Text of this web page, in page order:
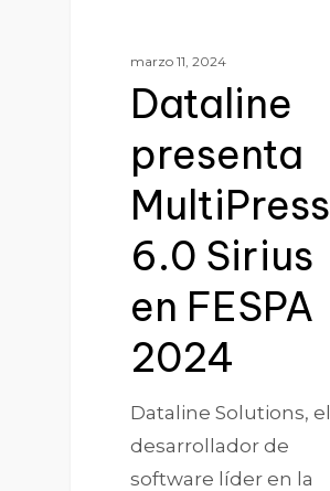
marzo 11, 2024
Dataline
presenta
MultiPress
6.0 Sirius
en FESPA
2024
Dataline Solutions, el
desarrollador de
software líder en la